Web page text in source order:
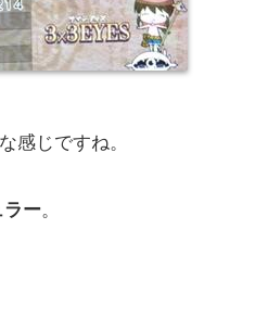
感じですね。
ラー。